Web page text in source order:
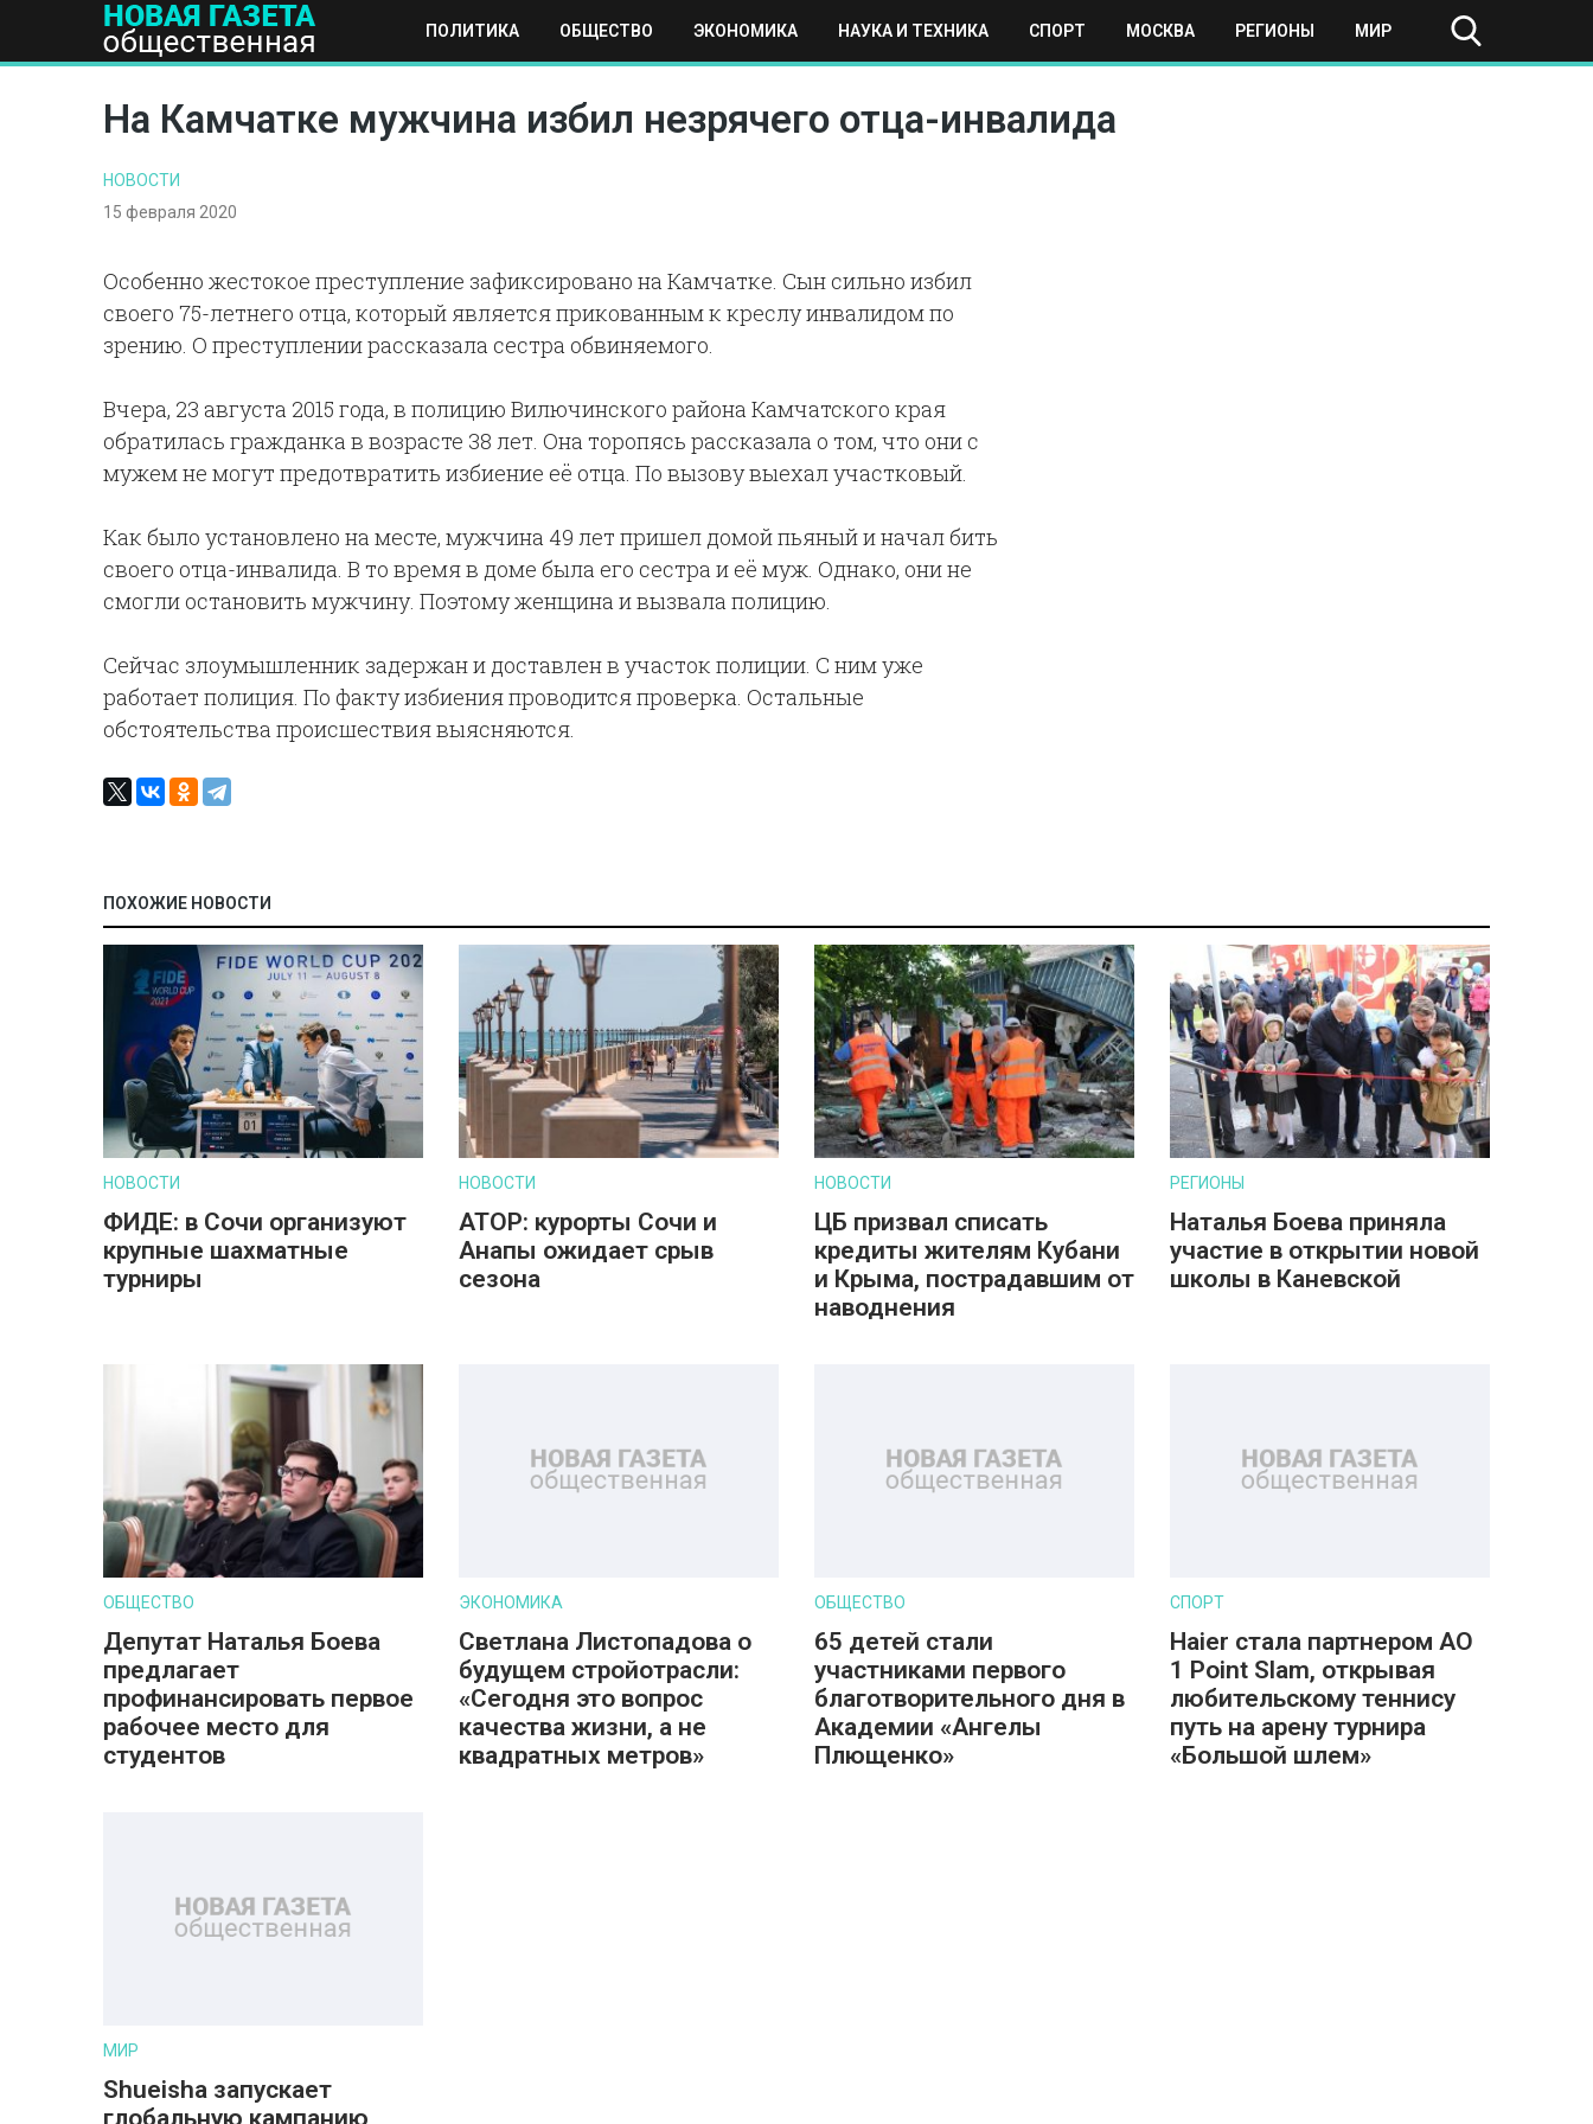
ПОЛИТИКА ОБЩЕСТВО ЭКОНОМИКА НАУКА И ТЕХНИКА СПОРТ МОСКВА РЕГИОНЫ МИР
ПОЛИТИКА ОБЩЕСТВО ЭКОНОМИКА НАУКА И ТЕХНИКА СПОРТ МОСКВА РЕГИОНЫ МИР
На Камчатке мужчина избил незрячего отца-инвалида
НОВОСТИ
15 февраля 2020
Особенно жестокое преступление зафиксировано на Камчатке. Сын сильно избил
своего 75-летнего отца, который является прикованным к креслу инвалидом по
зрению. О преступлении рассказала сестра обвиняемого.
Вчера, 23 августа 2015 года, в полицию Вилючинского района Камчатского края
обратилась гражданка в возрасте 38 лет. Она торопясь рассказала о том, что они с
мужем не могут предотвратить избиение её отца. По вызову выехал участковый.
Как было установлено на месте, мужчина 49 лет пришел домой пьяный и начал бить
своего отца-инвалида. В то время в доме была его сестра и её муж. Однако, они не
смогли остановить мужчину. Поэтому женщина и вызвала полицию.
Сейчас злоумышленник задержан и доставлен в участок полиции. С ним уже
работает полиция. По факту избиения проводится проверка. Остальные
обстоятельства происшествия выясняются.
ПОХОЖИЕ НОВОСТИ
НОВОСТИ
ФИДЕ: в Сочи организуют
крупные шахматные
турниры
НОВОСТИ
АТОР: курорты Сочи и
Анапы ожидает срыв
сезона
НОВОСТИ
ЦБ призвал списать
кредиты жителям Кубани
и Крыма, пострадавшим от
наводнения
РЕГИОНЫ
Наталья Боева приняла
участие в открытии новой
школы в Каневской
ОБЩЕСТВО
Депутат Наталья Боева
предлагает
профинансировать первое
рабочее место для
студентов
ЭКОНОМИКА
Светлана Листопадова о
будущем стройотрасли:
«Сегодня это вопрос
качества жизни, а не
квадратных метров»
ОБЩЕСТВО
65 детей стали
участниками первого
благотворительного дня в
Академии «Ангелы
Плющенко»
СПОРТ
Haier стала партнером AO
1 Point Slam, открывая
любительскому теннису
путь на арену турнира
«Большой шлем»
МИР
Shueisha запускает
глобальную кампанию,